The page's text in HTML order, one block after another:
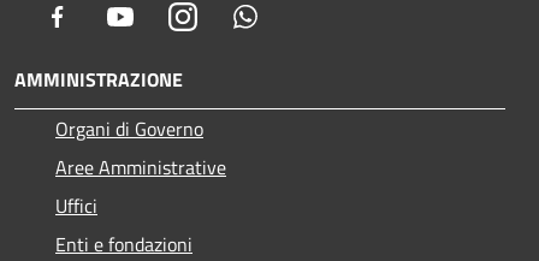
Facebook YoutubeInstagram
AMMINISTRAZIONE
Organi di Governo
Aree Amministrative
Uffici
Enti e fondazioni